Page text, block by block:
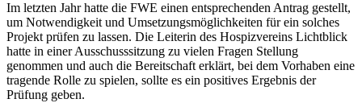
Im letzten Jahr hatte die FWE einen entsprechenden Antrag gestellt,
um Notwendigkeit und Umsetzungsmöglichkeiten für ein solches
Projekt prüfen zu lassen. Die Leiterin des Hospizvereins Lichtblick
hatte in einer Ausschusssitzung zu vielen Fragen Stellung
genommen und auch die Bereitschaft erklärt, bei dem Vorhaben eine
tragende Rolle zu spielen, sollte es ein positives Ergebnis der
Prüfung geben.